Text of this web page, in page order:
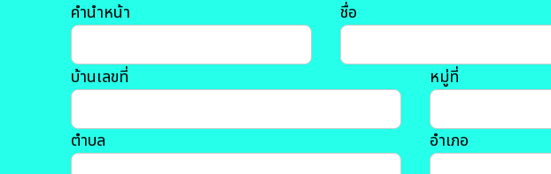
คำนำหน้า ชื่อ
บ้านเลขที่ หมู่ที่
ตำบล อำเภอ